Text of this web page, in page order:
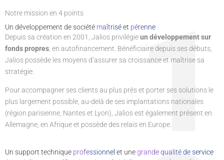
Notre mission en 4 points 1
Un développement de société maîtriséet pérenne
Depuis sa création en 2001, Jalios privilégieun développement sur
fonds propres , en autofinancement. Bénéficiaire depuis ses débuts,
Jalios possède les moyens d’assurer sa croissance et maîtrise sa
stratégie.
Pour accompagner ses clients au plus près et porter ses solutions le
plus largement possible, au-delà de ses implantations nationales
(région parisienne, Nantes et Lyon), Jalios est également présent en
Allemagne, en Afrique et possède des relais en Europe.
Un support technique professionnel et unegrande qualité de service